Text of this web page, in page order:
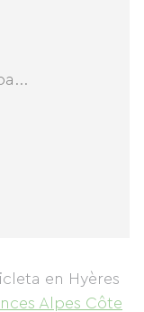
en Hyères
Alpes Côte